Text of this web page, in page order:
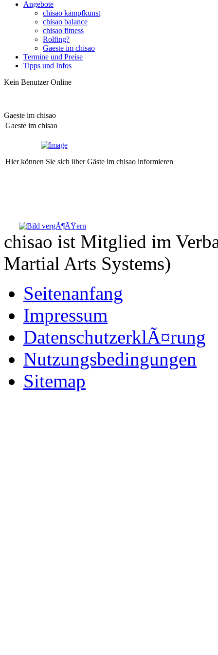
Angebote
chisao kampfkunst
chisao balance
chisao fitness
Rolfing?
Gaeste im chisao
Termine und Preise
Tipps und Infos
Kein Benutzer Online
Gaeste im chisao
Gaeste im chisao
Hier können Sie sich über Gäste im chisao informieren
chisao ist Mitglied im
Martial Arts Systems)
Seitenanfang
Impressum
DatenschutzerklÃ¤rung
Nutzungsbedingungen
Sitemap